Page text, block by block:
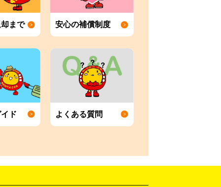
まで 安心の補償制度
ド よくある質問